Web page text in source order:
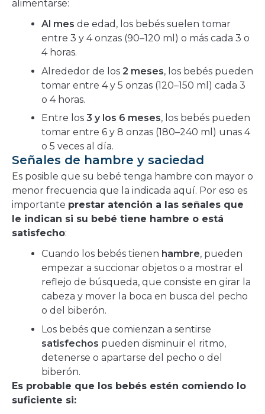
alimentarse:
Al mes de edad, los bebés suelen tomar
entre 3 y 4 onzas (90–120 ml) o más cada 3 o
4 horas.
Alrededor de los 2 meses, los bebés pueden
tomar entre 4 y 5 onzas (120–150 ml) cada 3
o 4 horas.
Entre los 3 y los 6 meses, los bebés pueden
tomar entre 6 y 8 onzas (180–240 ml) unas 4
o 5 veces al día.
Señales de hambre y saciedad
Es posible que su bebé tenga hambre con mayor o
menor frecuencia que la indicada aquí. Por eso es
importante prestar atención a las señales que
le indican si su bebé tiene hambre o está
satisfecho:
Cuando los bebés tienen hambre, pueden
empezar a succionar objetos o a mostrar el
reflejo de búsqueda, que consiste en girar la
cabeza y mover la boca en busca del pecho
o del biberón.
Los bebés que comienzan a sentirse
satisfechos pueden disminuir el ritmo,
detenerse o apartarse del pecho o del
biberón.
Es probable que los bebés estén comiendo lo
suficiente si: